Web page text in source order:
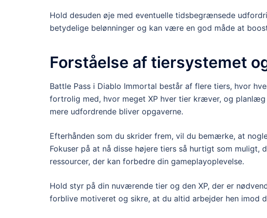
Hold desuden øje med eventuelle tidsbegrænsede
betydelige belønninger og kan være en god måde at
Forståelse af tiersystemet
Battle Pass i Diablo Immortal består af flere tiers, hvor
fortrolig med, hvor meget XP hver tier kræver, og
mere udfordrende bliver opgaverne.
Efterhånden som du skrider frem, vil du bemærke, at
Fokuser på at nå disse højere tiers så hurtigt som muligt,
ressourcer, der kan forbedre din gameplayoplevelse.
Hold styr på din nuværende tier og den XP, der er
forblive motiveret og sikre, at du altid arbejder hen imod